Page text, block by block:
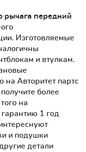
рычага передний
Изготовляемые
и втулкам.
на Авторитет партс
более
на
1 год
и подушки
детали